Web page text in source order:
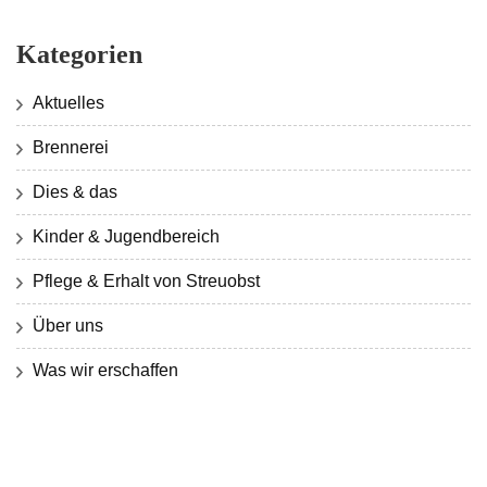
Kategorien
Aktuelles
Brennerei
Dies & das
Kinder & Jugendbereich
Pflege & Erhalt von Streuobst
Über uns
Was wir erschaffen